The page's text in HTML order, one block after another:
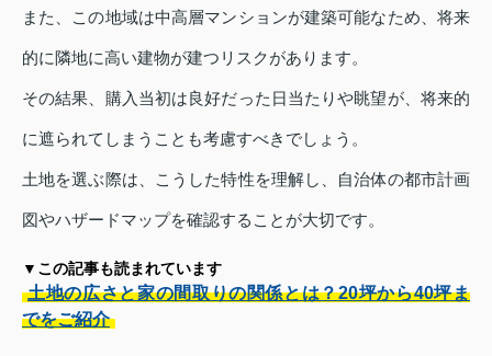
また、この地域は中高層マンションが建築可能なため、将来
的に隣地に高い建物が建つリスクがあります。
その結果、購入当初は良好だった日当たりや眺望が、将来的
に遮られてしまうことも考慮すべきでしょう。
土地を選ぶ際は、こうした特性を理解し、自治体の都市計画
図やハザードマップを確認することが大切です。
▼この記事も読まれています
土地の広さと家の間取りの関係とは？20坪から40坪ま
でをご紹介